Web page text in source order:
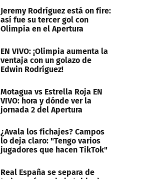
Jeremy Rodríguez está on fire:
así fue su tercer gol con
Olimpia en el Apertura
EN VIVO: ¡Olimpia aumenta la
ventaja con un golazo de
Edwin Rodríguez!
Motagua vs Estrella Roja EN
VIVO: hora y dónde ver la
jornada 2 del Apertura
¿Avala los fichajes? Campos
lo deja claro: "Tengo varios
jugadores que hacen TikTok"
Real España se separa de